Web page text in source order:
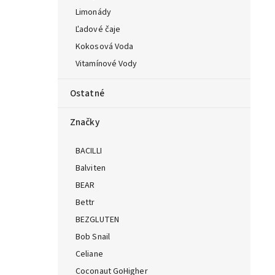
Limonády
Ľadové čaje
Kokosová Voda
Vitamínové Vody
Ostatné
Značky
BACILLI
Balviten
BEAR
Bettr
BEZGLUTEN
Bob Snail
Celiane
Coconaut GoHigher